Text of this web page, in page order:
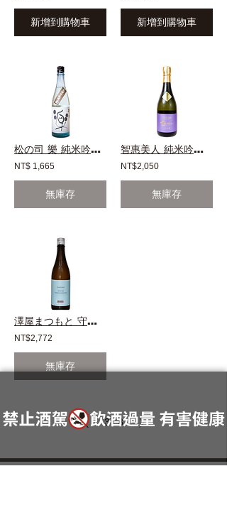
新增到購物車 新增到購物車
松の司 樂 純米吟釀 初榨 生酒
NT$ 1,665
無庫存
智惠美人 純米吟釀 八反錦 生熟 生原酒 季節限定
NT$2,050
無庫存
澤屋まつもと 守破離 試験醸造 秋津山田錦
NT$2,772
無庫存
3 / 3